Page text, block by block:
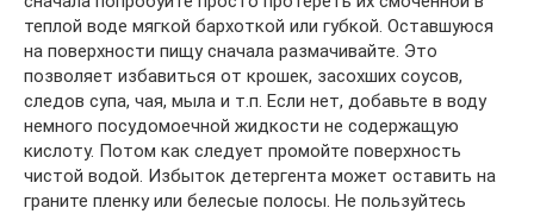
теплой воде мягкой бархоткой или губкой. Оставшуюся
на поверхности пищу сначала размачивайте. Это
позволяет избавиться от крошек, засохших соусов,
следов супа, чая, мыла и т.п. Если нет, добавьте в воду
немного посудомоечной жидкости не содержащую
кислоту. Потом как следует промойте поверхность
чистой водой. Избыток детергента может оставить на
граните пленку или белесые полосы. Не пользуйтесь